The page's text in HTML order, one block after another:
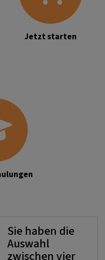
Jetzt starten
Sie haben die
Auswahl
zwischen vier